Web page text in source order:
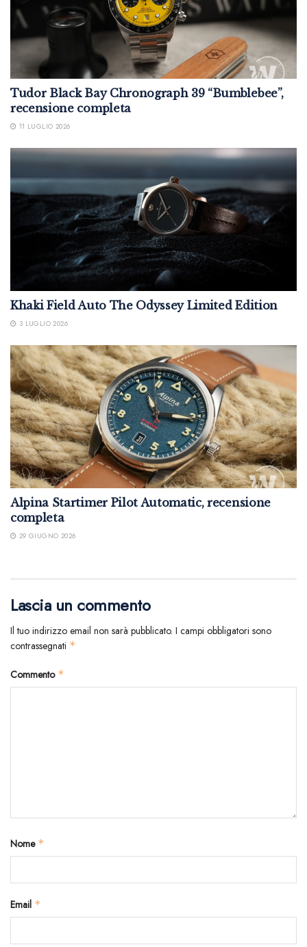
Tudor Black Bay Chronograph 39 “Bumblebee”,
recensione completa
11 LUGLIO 2026
Khaki Field Auto The Odyssey Limited Edition
3 LUGLIO 2026
Alpina Startimer Pilot Automatic, recensione
completa
29 GIUGNO 2026
Lascia un commento
Il tuo indirizzo email non sarà pubblicato. I campi obbligatori sono
contrassegnati *
Commento *
Nome *
Email *